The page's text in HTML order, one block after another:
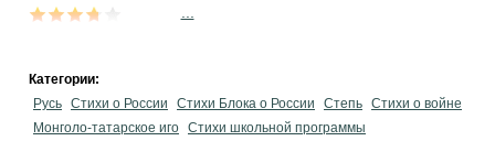
Категории:
Русь Стихи о России Стихи Блока о России Степь Стихи о войне
Монголо-татарское иго Стихи школьной программы